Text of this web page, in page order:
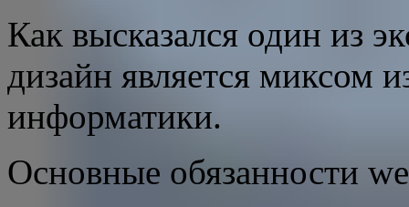
Как высказался один из
дизайн является миксом
информатики.
Основные обязанности